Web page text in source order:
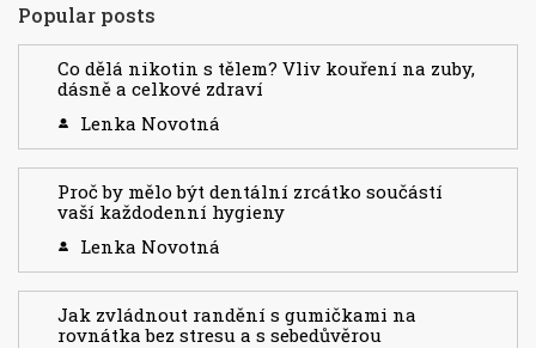
Popular posts
Co dělá nikotin s tělem? Vliv kouření na zuby,
dásně a celkové zdraví
Lenka Novotná
Proč by mělo být dentální zrcátko součástí
vaší každodenní hygieny
Lenka Novotná
Jak zvládnout randění s gumičkami na
rovnátka bez stresu a s sebedůvěrou